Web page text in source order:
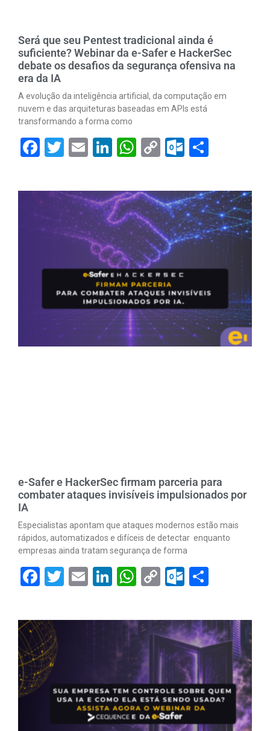
Será que seu Pentest tradicional ainda é
suficiente? Webinar da e-Safer e HackerSec
debate os desafios da segurança ofensiva na
era da IA
A evolução da inteligência artificial, da computação em
nuvem e das arquiteturas baseadas em APIs está
transformando a forma como
Facebook
Twitter
EmailLinkedIn
WhatsApp
Copy
e-Safer e HackerSec firmam parceria para
combater ataques invisíveis impulsionados por
IA
Especialistas apontam que ataques modernos estão mais
rápidos, automatizados e difíceis de detectar enquanto
empresas ainda tratam segurança de forma
Facebook
Twitter
EmailLinkedIn
WhatsApp
Copy